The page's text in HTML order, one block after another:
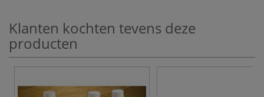
Klanten kochten tevens deze
producten